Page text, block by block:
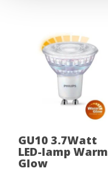
GU10 3.7Watt
LED-lamp Warm
Glow